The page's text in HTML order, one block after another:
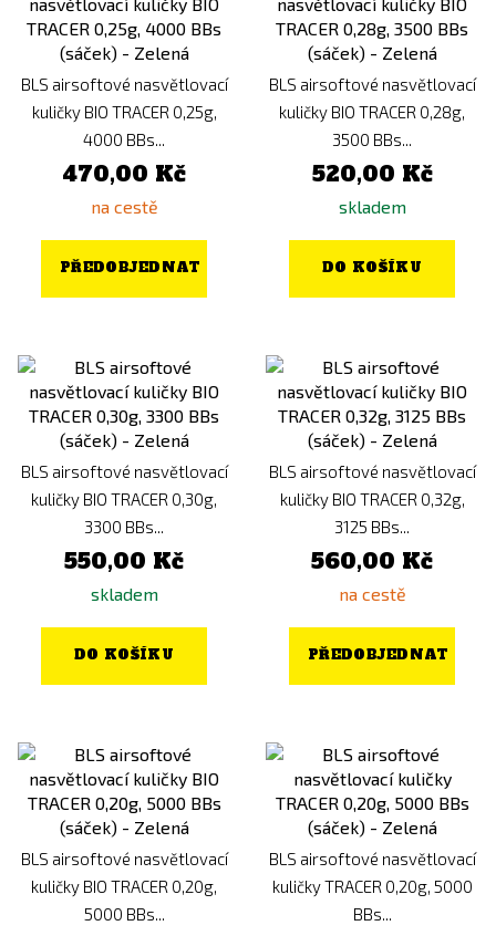
BLS airsoftové nasvětlovací
kuličky BIO TRACER 0,25g,
4000 BBs...
470,00 Kč
na cestě
PŘEDOBJEDNAT
BLS airsoftové nasvětlovací
kuličky BIO TRACER 0,28g,
3500 BBs...
520,00 Kč
skladem
DO KOŠÍKU
BLS airsoftové nasvětlovací
kuličky BIO TRACER 0,30g,
3300 BBs...
550,00 Kč
skladem
DO KOŠÍKU
BLS airsoftové nasvětlovací
kuličky BIO TRACER 0,32g,
3125 BBs...
560,00 Kč
na cestě
PŘEDOBJEDNAT
BLS airsoftové nasvětlovací
kuličky BIO TRACER 0,20g,
5000 BBs...
BLS airsoftové nasvětlovací
kuličky TRACER 0,20g, 5000
BBs...